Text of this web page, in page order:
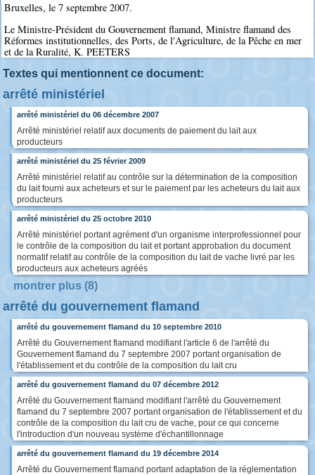
Bruxelles, le 7 septembre 2007.
Le Ministre-Président du Gouvernement flamand, Ministre flamand des
Réformes institutionnelles, des Ports, de l'Agriculture, de la Pêche en mer
et de la Ruralité, K. PEETERS
Textes qui mentionnent ce document:
arrêté ministériel
arrêté ministériel du 06 décembre 2007
Arrêté ministériel relatif aux documents de paiement du lait aux
producteurs
arrêté ministériel du 25 février 2009
Arrêté ministériel relatif au contrôle sur la détermination de la composition
du lait fourni aux acheteurs et sur le paiement par les acheteurs du lait aux
producteurs
arrêté ministériel du 25 octobre 2010
Arrêté ministériel portant agrément d'un organisme interprofessionnel pour
le contrôle de la composition du lait et portant approbation du document
normatif relatif au contrôle de la composition du lait de vache livré par les
producteurs aux acheteurs agréés
montrer plus (8)
arrêté du gouvernement flamand
arrêté du gouvernement flamand du 10 septembre 2010
Arrêté du Gouvernement flamand modifiant l'article 6 de l'arrêté du
Gouvernement flamand du 7 septembre 2007 portant organisation de
l'établissement et du contrôle de la composition du lait cru
arrêté du gouvernement flamand du 07 décembre 2012
Arrêté du Gouvernement flamand modifiant l'arrêté du Gouvernement
flamand du 7 septembre 2007 portant organisation de l'établissement et du
contrôle de la composition du lait cru de vache, pour ce qui concerne
l'introduction d'un nouveau système d'échantillonnage
arrêté du gouvernement flamand du 19 décembre 2014
Arrêté du Gouvernement flamand portant adaptation de la réglementation